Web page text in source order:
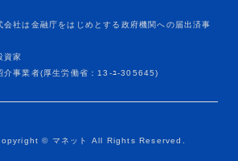
お申し込み
会社は金融庁をはじめとする政府機関への届出済事
資家
介事業者(厚生労働省：13-ﾕ-305645)